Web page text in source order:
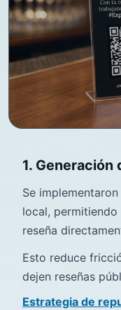
1. Generación
Se
local, permitiendo
reseña
Esto reduce
dejen reseñas
Estrategia de